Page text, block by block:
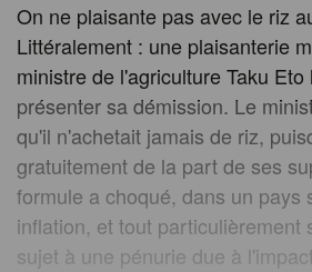
On ne plaisante pas avec le riz
Littéralement : une plaisanterie
ministre de l'agriculture Taku
présenter sa démission. Le
qu'il n'achetait jamais de riz,
gratuitement de la part de ses
formule a choqué, dans un pays
inflation, et tout particulièrement
sujet à une pénurie due à